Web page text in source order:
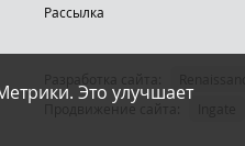
Это улучшает
Рассылка
Продвижение сайта